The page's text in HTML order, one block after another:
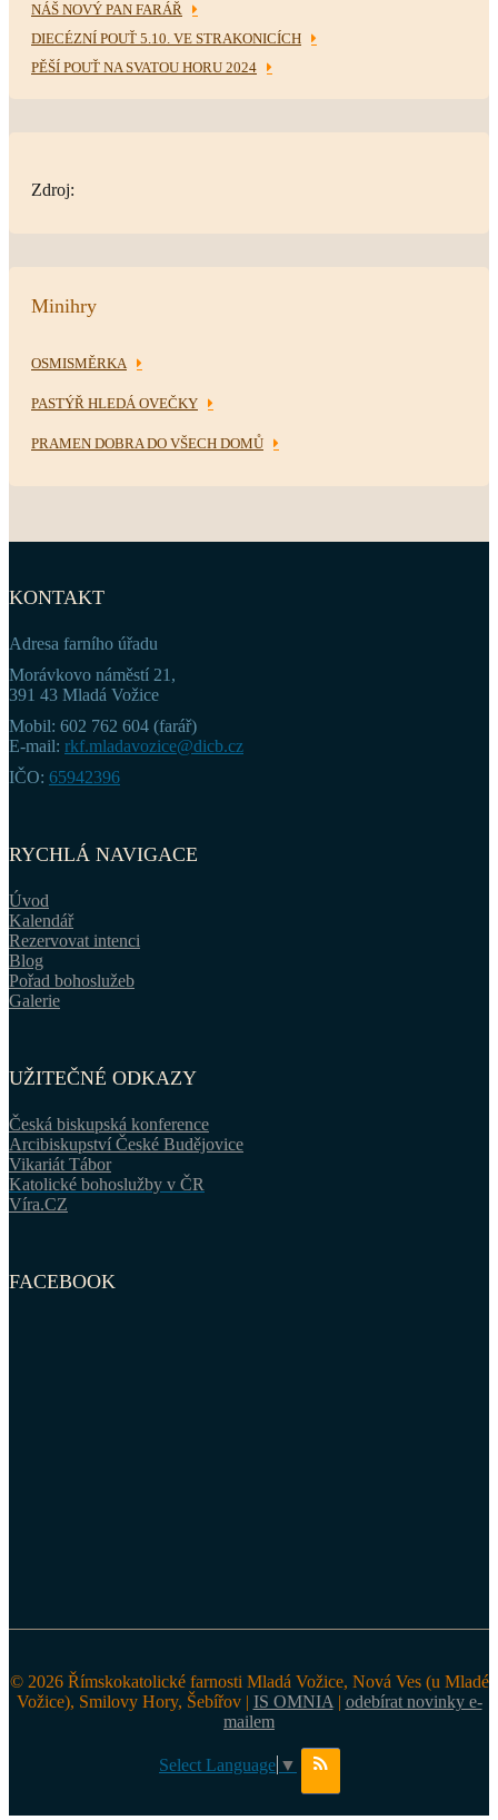
NÁŠ NOVÝ PAN FARÁŘ
DIECÉZNÍ POUŤ 5.10. VE STRAKONICÍCH
PĚŠÍ POUŤ NA SVATOU HORU 2024
Zdroj:
Minihry
OSMISMĚRKA
PASTÝŘ HLEDÁ OVEČKY
PRAMEN DOBRA DO VŠECH DOMŮ
KONTAKT
Adresa farního úřadu
Morávkovo náměstí 21,
391 43 Mladá Vožice
Mobil: 602 762 604 (farář)
E-mail: rkf.mladavozice@dicb.cz
IČO: 65942396
RYCHLÁ NAVIGACE
Úvod
Kalendář
Rezervovat intenci
Blog
Pořad bohoslužeb
Galerie
UŽITEČNÉ ODKAZY
Česká biskupská konference
Arcibiskupství České Budějovice
Vikariát Tábor
Katolické bohoslužby v ČR
Víra.CZ
FACEBOOK
© 2026 Římskokatolické farnosti Mladá Vožice, Nová Ves (u Mladé
Vožice), Smilovy Hory, Šebířov | IS OMNIA | odebírat novinky e-
mailem
Select Language ▼